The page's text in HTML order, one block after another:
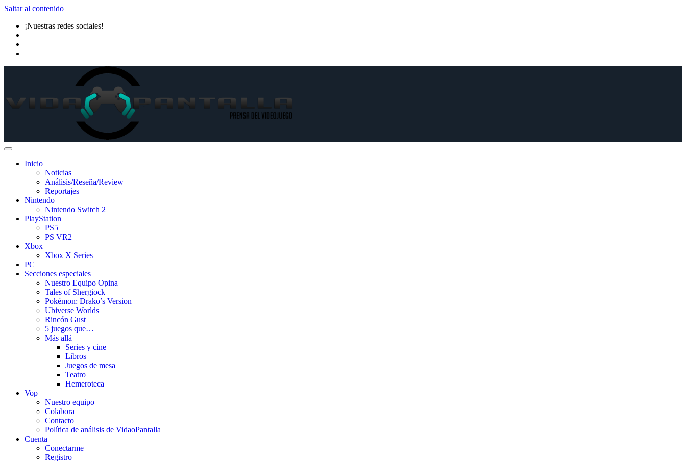
Saltar al contenido
¡Nuestras redes sociales!
Inicio
Noticias
Análisis/Reseña/Review
Reportajes
Nintendo
Nintendo Switch 2
PlayStation
PS5
PS VR2
Xbox
Xbox X Series
PC
Secciones especiales
Nuestro Equipo Opina
Tales of Shergiock
Pokémon: Drako’s Version
Ubiverse Worlds
Rincón Gust
5 juegos que…
Más allá
Series y cine
Libros
Juegos de mesa
Teatro
Hemeroteca
Vop
Nuestro equipo
Colabora
Contacto
Política de análisis de VidaoPantalla
Cuenta
Conectarme
Registro